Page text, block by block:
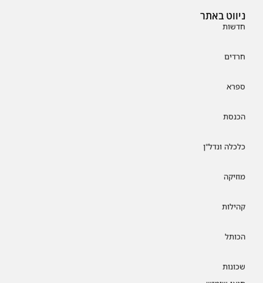
ניווט באתר
חדשות
חרדים
ספרא
הכנסת
כלכלה ונדל"ן
מוזיקה
קהילות
הכותל
שכונות